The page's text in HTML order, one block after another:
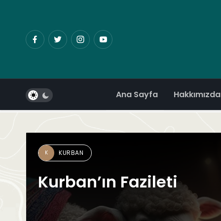
Ana Sayfa Hakkımızda
K KURBAN
Kurban’ın Fazileti